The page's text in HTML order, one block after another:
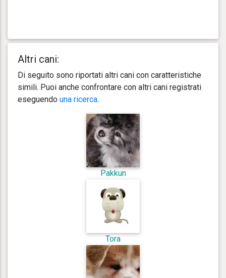
Altri cani:
Di seguito sono riportati altri cani con caratteristiche
simili. Puoi anche confrontare con altri cani registrati
eseguendo una ricerca.
Pakkun
Tora